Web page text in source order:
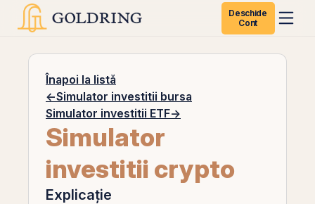
Deschide
Cont
Înapoi la listă
←Simulator investitii bursa
Simulator investitii ETF→
Simulator
investitii crypto
Explicație